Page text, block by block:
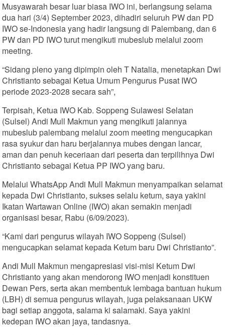
Musyawarah besar luar biasa IWO ini, berlangsung selama
dua hari (3/4) September 2023, dihadiri seluruh PW dan PD
IWO se-Indonesia yang hadir langsung di Palembang, dan 6
PW dan PD IWO turut mengikuti mubeslub melalui zoom
meeting.
“Sidang pleno yang dipimpin oleh T Natalia, menetapkan Dwi
Christianto sebagai Ketua Umum Pengurus Pusat IWO
periode 2023-2028 secara sah”,
Terpisah, Ketua IWO Kab. Soppeng Sulawesi Selatan
(Sulsel) Andi Mull Makmun yang mengikuti jalannya
mubeslub palembang melalui zoom meeting mengucapkan
rasa syukur dan haru berjalannya mubes dengan lancar,
aman dan penuh keceriaan dari peserta dan terpilihnya Dwi
Christianto sebagai Ketua PP IWO yang baru.
Melalui WhatsApp Andi Mull Makmun menyampaikan selamat
kepada Dwi Christianto, sukses selalu ketum, saya yakini
Ikatan Wartawan Online (IWO) akan semakin menjadi
organisasi besar, Rabu (6/09/2023).
“Kami dari pengurus wilayah IWO Soppeng (Sulsel)
mengucapkan selamat kepada Ketum baru Dwi Christianto”.
Andi Mull Makmun mengapresiasi visi-misi Ketum Dwi
Christianto yang akan mendorong IWO menjadi konstituen
Dewan Pers, serta akan membentuk lembaga bantuan hukum
(LBH) di semua pengurus wilayah, juga pelaksanaan UKW
bagi setiap anggota, salama ki salamaki. Saya yakini
kedepan IWO akan jaya, tandasnya.